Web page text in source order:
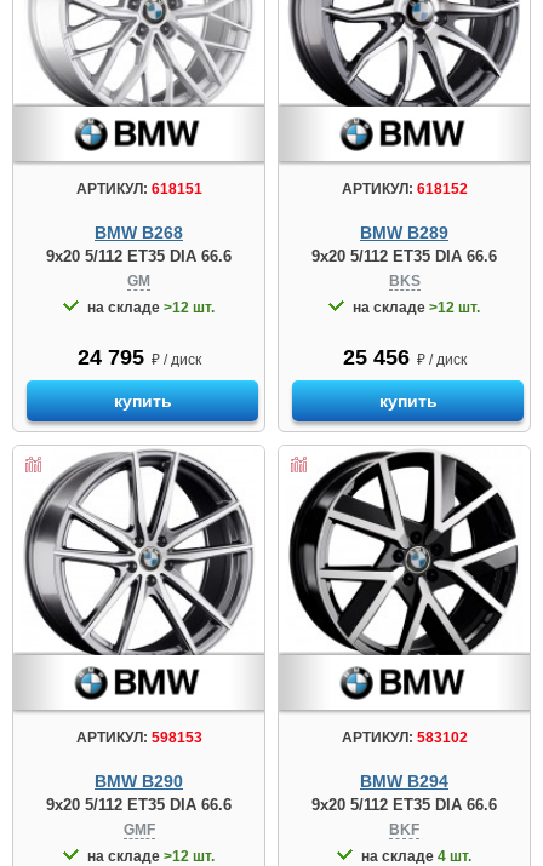
АРТИКУЛ: 618151
BMW B268
9x20 5/112 ET35 DIA 66.6
GM
на складе >12 шт.
24 795 ₽ / диск
купить
АРТИКУЛ: 618152
BMW B289
9x20 5/112 ET35 DIA 66.6
BKS
на складе >12 шт.
25 456 ₽ / диск
купить
АРТИКУЛ: 598153
BMW B290
9x20 5/112 ET35 DIA 66.6
GMF
на складе >12 шт.
АРТИКУЛ: 583102
BMW B294
9x20 5/112 ET35 DIA 66.6
BKF
на складе 4 шт.